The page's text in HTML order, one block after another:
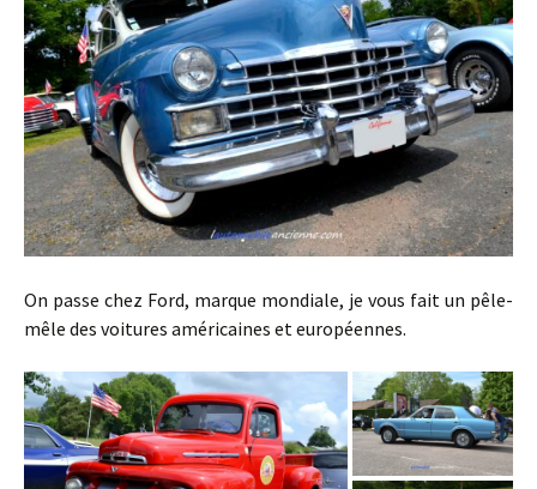
On passe chez Ford, marque mondiale, je vous fait un pêle-
mêle des voitures américaines et européennes.